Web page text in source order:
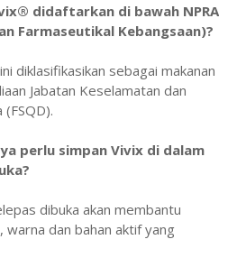
didaftarkan di bawah NPRA
Farmaseutikal Kebangsaan)?
diklasifikasikan sebagai makanan
Jabatan Keselamatan dan
perlu simpan Vivix di dalam
dibuka akan membantu
warna dan bahan aktif yang